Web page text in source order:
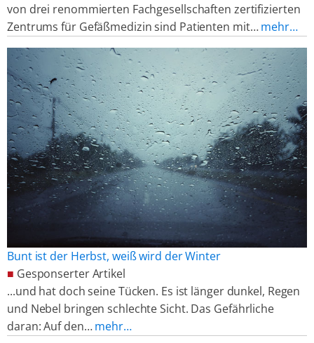
von drei renommierten Fachgesellschaften zertifizierten
Zentrums für Gefäßmedizin sind Patienten mit…mehr…
Bunt ist der Herbst, weiß wird der Winter
■ Gesponserter Artikel
...und hat doch seine Tücken. Es ist länger dunkel, Regen
und Nebel bringen schlechte Sicht. Das Gefährliche
daran: Auf den…mehr…